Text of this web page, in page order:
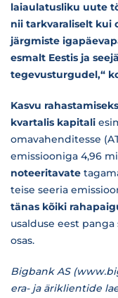
laiaulatusliku uute
nii tarkvaraliselt kui
järgmiste
esmalt Eestis ja
tegevusturgudel,“
Kasvu
kvartalis kapitali
omavahenditesse
emissiooniga 4,96
noteeritavate
teise seeria
tänas kõiki
usalduse eest
osas.
Bigbank AS
era- ja äriklientide